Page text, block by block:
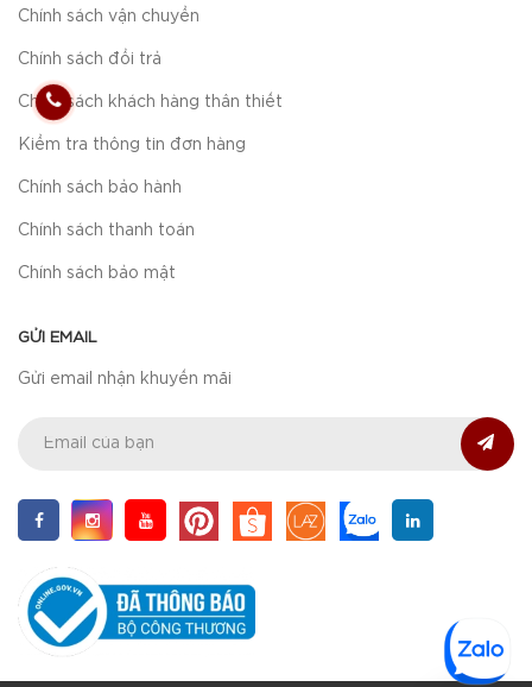
Chính sách vận chuyển
Chính sách đổi trả
Chính sách khách hàng thân thiết
Kiểm tra thông tin đơn hàng
Chính sách bảo hành
Chính sách thanh toán
Chính sách bảo mật
GỬI EMAIL
Gửi email nhận khuyến mãi